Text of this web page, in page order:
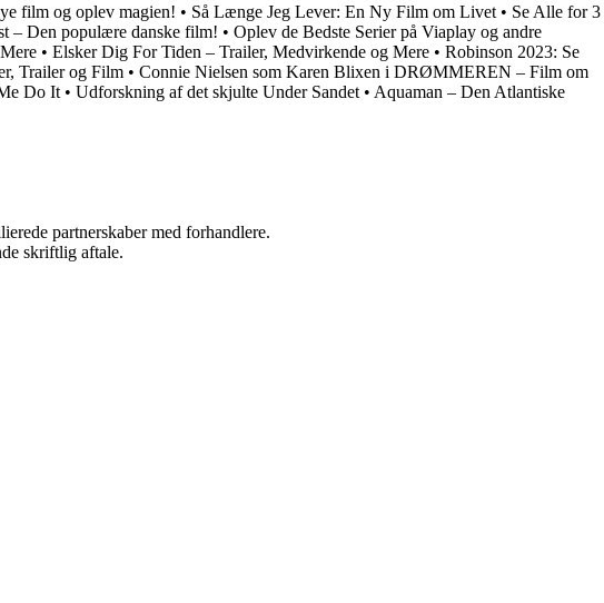
film og oplev magien! • Så Længe Jeg Lever: En Ny Film om Livet • Se Alle for 3
– Den populære danske film! • Oplev de Bedste Serier på Viaplay og andre
• Elsker Dig For Tiden – Trailer, Medvirkende og Mere • Robinson 2023: Se
Trailer og Film • Connie Nielsen som Karen Blixen i DRØMMEREN – Film om
Do It • Udforskning af det skjulte Under Sandet • Aquaman – Den Atlantiske
partnerskaber med forhandlere.
skriftlig aftale.